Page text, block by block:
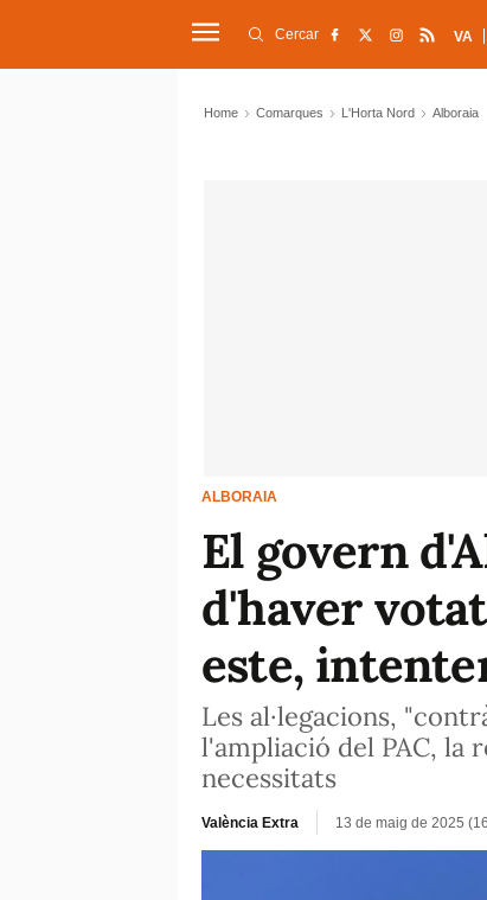
Cercar VA
Home Comarques L'Horta Nord Alboraia
ALBORAIA
El govern
d'haver
este,
Les al·legacions,
l'ampliació del PAC, la
necessitats
València Extra 13 de maig de 2025